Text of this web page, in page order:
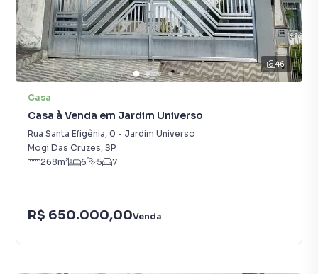
46
Casa
Casa à Venda em Jardim Universo
Rua Santa Efigênia, 0 - Jardim Universo
Mogi Das Cruzes, SP
268m² 6 5 7
R$ 650.000,00Venda